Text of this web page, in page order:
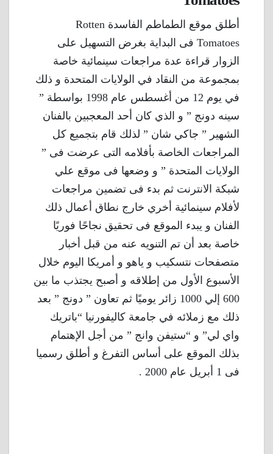
أطلق موقع الطماطم الفاسدة Rotten
Tomatoes فى البداية بغرض التسهيل على
الزوار قراءة عدة مراجعات سينمائية خاصة
بمجموعة من النقاد في الولايات المتحدة و ذلك
في يوم 12 من أغسطس عام 1998 بواسطة ”
سينه دونج ” و الذي كان أحد المعجبين بالفنان
الشهير ” جاكي شان ” لذلك قام بتجميع كل
المراجعات الخاصة بأفلامه التى عرضت فى ”
الولايات المتحدة ” و وضعها فى موقع علي
شبكة الانترنت ثم بدء فى تضمين مراجعات
لأفلام سينمائية أخري خارج نطاق أعمال ذلك
الفنان و يبدء الموقع فى تحقيق نجاحًا فوريًا
خاصة بعد أن تم التنويه عنه من قبل أخبار
متصفحات نتسكيب و ياهو و أمريكا اليوم خلال
الأسبوع الأول من إطلاقه و أصبح يجتذب ما بين
600 إلي 1000 زائر يوميًا ثم تعاون ” دونج ” بعد
ذلك مع زملائه في جامعة كاليفورنيا “باتريك
واي لي” و “ستيفن وانج ” من أجل الإهتمام
بذلك الموقع على أساس التفرغ و أطلق رسميا
فى 1 أبريل عام 2000 .